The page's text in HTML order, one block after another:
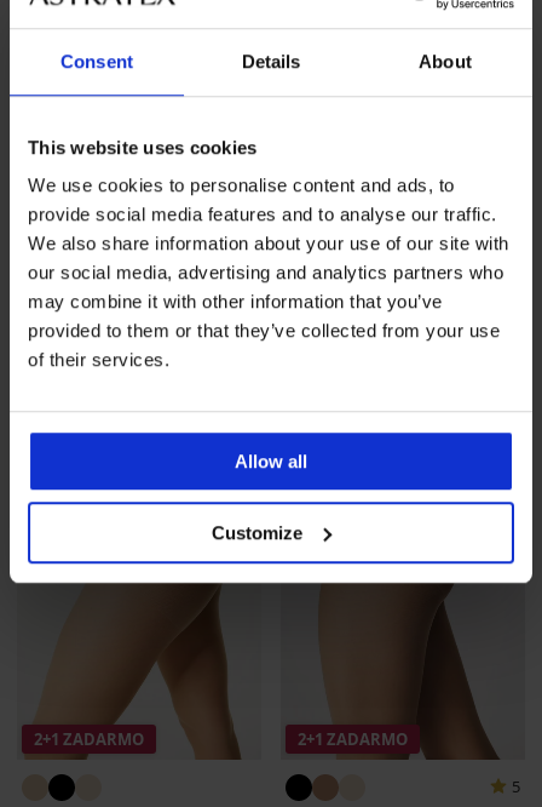
Consent Details About
This website uses cookies
We use cookies to personalise content and ads, to
provide social media features and to analyse our traffic.
We also share information about your use of our site with
our social media, advertising and analytics partners who
may combine it with other information that you’ve
provided to them or that they’ve collected from your use
of their services.
Allow all
Customize
2+1 ZADARMO
Pančuchové nohavice
Golden Lady Comfort 20 DEN
6,99 €akcia 2+1 ZADARMO
2+1 ZADARMO
Pančuchové nohavice
Golden Lady Comfort
bezšvové 20...
11,99 €akcia 2+1 ZADARMO
2+1 ZADARMO 2+1 ZADARMO
5